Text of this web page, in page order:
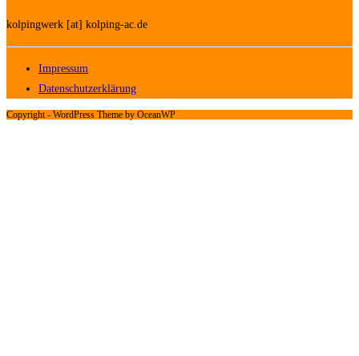
kolpingwerk [at] kolping-ac.de
Impressum
Datenschutzerklärung
Copyright - WordPress Theme by OceanWP